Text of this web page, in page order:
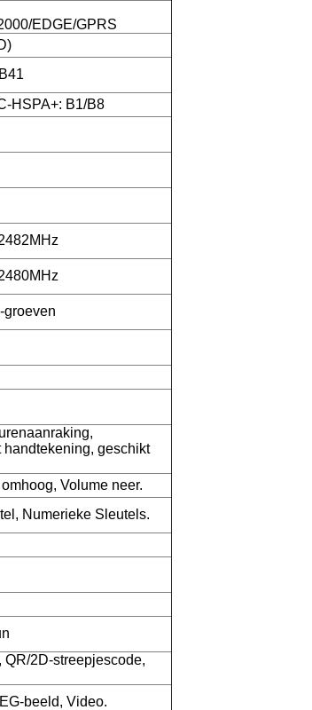
EDGE/GPRS
HSPA+: B1/B8
groeven
geschikt
Volume neer.
Numerieke Sleutels.
QR/2D-streepjescode,
beeld, Video.